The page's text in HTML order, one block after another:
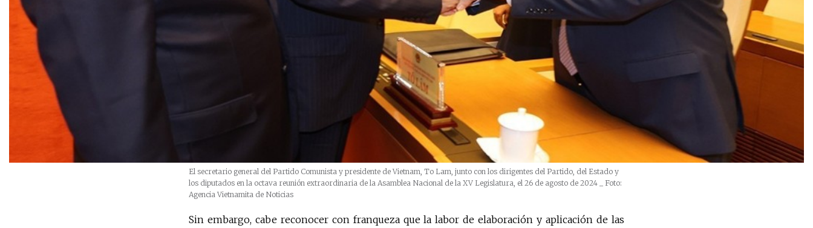
El secretario general del Partido Comunista y presidente de Vietnam, To Lam, junto con los dirigentes del Partido, del Estado y
los diputados en la octava reunión extraordinaria de la Asamblea Nacional de la XV Legislatura, el 26 de agosto de 2024
_ Foto:
Agencia Vietnamita de Noticias
Sin embargo, cabe reconocer con franqueza que la labor de elaboración y aplicación de las